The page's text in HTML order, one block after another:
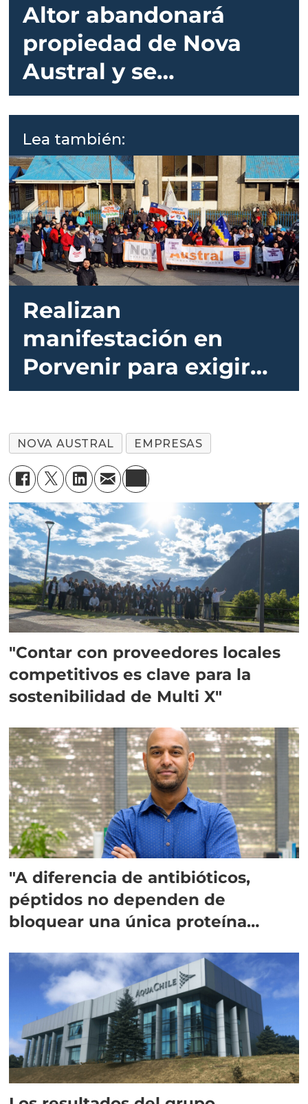
Altor abandonará
propiedad de Nova
Austral y se
reestructurará a la
empresa
Lea también:
Realizan
manifestación en
Porvenir para exigir
protección a empleos
Austral
NOVA AUSTRAL EMPRESAS
"Contar con proveedores locales
competitivos es clave para la
sostenibilidad de Multi X"
"A diferencia de antibióticos,
péptidos no dependen de
bloquear una única proteína